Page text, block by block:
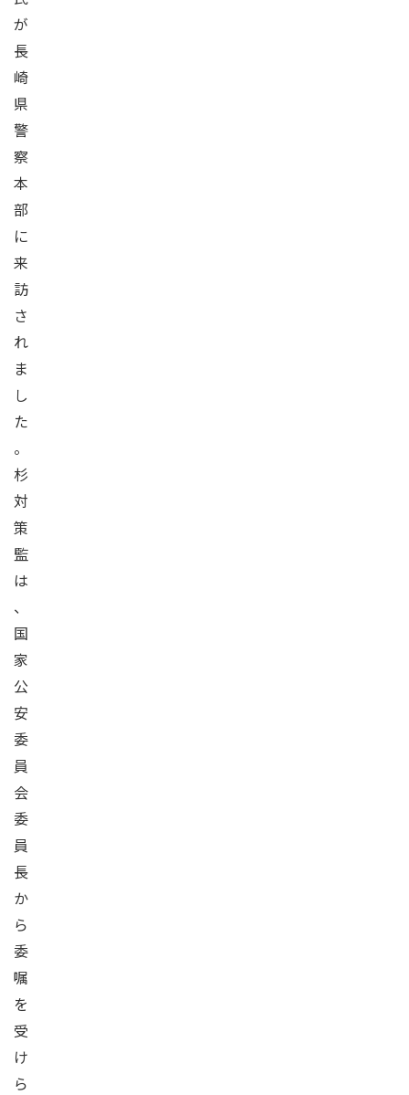
が
長
崎
県
警
察
本
部
に
来
訪
さ
れ
ま
し
た
。
杉
対
策
監
は
、
国
家
公
安
委
員
会
委
員
長
か
ら
委
嘱
を
受
け
ら